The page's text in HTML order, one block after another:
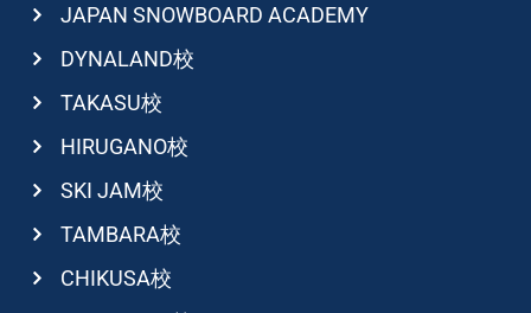
JAPAN SNOWBOARD ACADEMY
DYNALAND校
TAKASU校
HIRUGANO校
SKI JAM校
TAMBARA校
CHIKUSA校